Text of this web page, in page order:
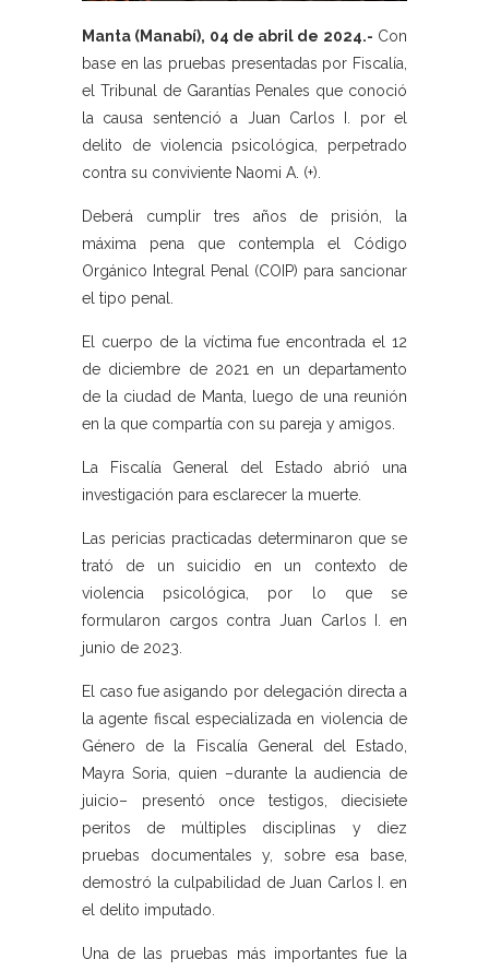
Manta (Manabí), 04 de abril de 2024.- Con
base en las pruebas presentadas por Fiscalía,
el Tribunal de Garantías Penales que conoció
la causa sentenció a Juan Carlos I. por el
delito de violencia psicológica, perpetrado
contra su conviviente Naomi A. (+).
Deberá cumplir tres años de prisión, la
máxima pena que contempla el Código
Orgánico Integral Penal (COIP) para sancionar
el tipo penal.
El cuerpo de la víctima fue encontrada el 12
de diciembre de 2021 en un departamento
de la ciudad de Manta, luego de una reunión
en la que compartía con su pareja y amigos.
La Fiscalía General del Estado abrió una
investigación para esclarecer la muerte.
Las pericias practicadas determinaron que se
trató de un suicidio en un contexto de
violencia psicológica, por lo que se
formularon cargos contra Juan Carlos I. en
junio de 2023.
El caso fue asigando por delegación directa a
la agente fiscal especializada en violencia de
Género de la Fiscalía General del Estado,
Mayra Soria, quien –durante la audiencia de
juicio– presentó once testigos, diecisiete
peritos de múltiples disciplinas y diez
pruebas documentales y, sobre esa base,
demostró la culpabilidad de Juan Carlos I. en
el delito imputado.
Una de las pruebas más importantes fue la